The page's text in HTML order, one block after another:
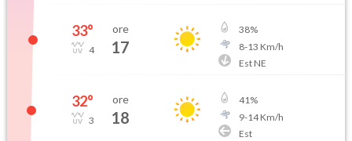
33°
4
ore
17
38%
8-13 Km/h
Est NE
32°
3
ore
18
41%
9-14Km/h
Est